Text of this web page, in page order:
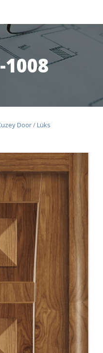
1008
Door/Lüks